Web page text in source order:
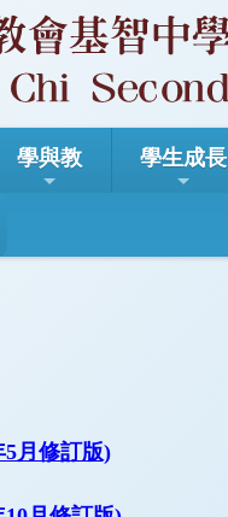
學與教 學生成長